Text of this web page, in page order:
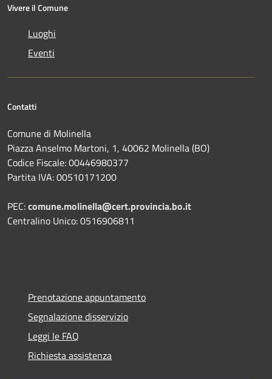
Vivere il Comune
Luoghi
Eventi
Contatti
Comune di Molinella
Piazza Anselmo Martoni, 1, 40062 Molinella (BO)
Codice Fiscale: 00446980377
Partita IVA: 00510171200
PEC:comune.molinella@cert.provincia.bo.it
Centralino Unico: 0516906811
Prenotazione appuntamento
Segnalazione disservizio
Leggi le FAQ
Richiesta assistenza